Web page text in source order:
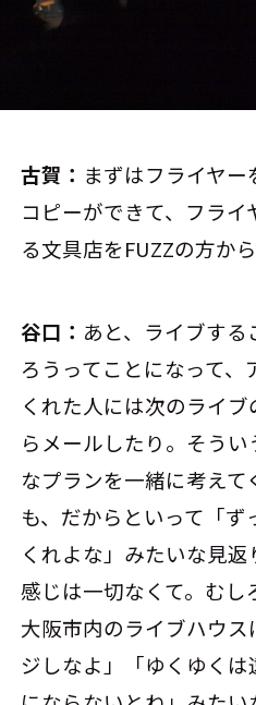
古賀： まずはフライヤー
コピーができて、フラ
る文具店をFUZZの方か
谷口： あと、ライブす
ろうってことになって、
くれた人には次のライ
らメールしたり。そう
なプランを一緒に考えて
も、だからといって「
くれよな」みたいな見
感じは一切なくて。むし
大阪市内のライブハウ
ジしなよ」「ゆくゆく